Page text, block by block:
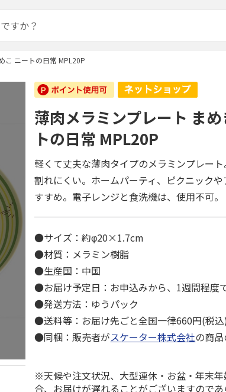
こ ニートの日常 MPL20P
薄肉メラミンプレート ま
トの日常 MPL20P
軽くて丈夫な薄肉タイプのメラミンプレー
割れにくい。ホームパーティ、ピクニック
すすめ。電子レンジと食洗機は、使用不可。
●サイズ：約φ20×1.7cm
●材質：メラミン樹脂
●生産国：中国
●お届け予定日：お申込みから、1週間程度
●発送方法：ゆうパック
●送料等：お届け先ごと全国一律660円(税
●同梱：販売者がスケーター株式会社の商品
※天候や注文状況、大型連休・お盆・年末
合、お届けが遅れることがございますのであ